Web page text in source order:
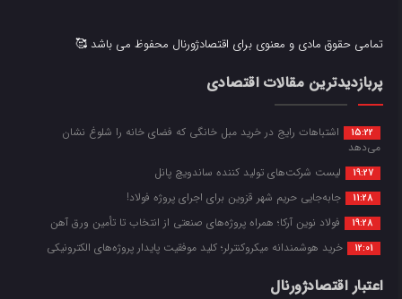
تمامی حقوق مادی و معنوی برای اقتصادژورنال محفوظ می باشد 🥰
پربازدیدترین مقالات اقتصادی
15:22
اشتباهات رایج در خرید مبل خانگی که فضای خانه را شلوغ نشان
می‌دهد
19:27 لیست شرکت‌های تولید کننده ساندویچ پانل
11:28 جابه‌جایی حریم شهر قزوین برای اجرای پروژه فولاد!
19:28 فولاد نوین آرکا؛ همراه پروژه‌های صنعتی از انتخاب تا تأمین ورق آهن
12:01 خرید هوشمندانه میکروکنترلر؛ کلید موفقیت پایدار پروژه‌های الکترونیکی
اعتبار اقتصادژورنال